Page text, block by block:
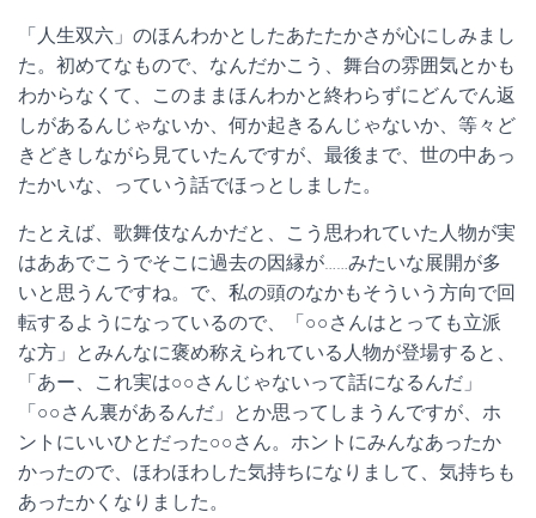
「人生双六」のほんわかとしたあたたかさが心にしみまし
た。初めてなもので、なんだかこう、舞台の雰囲気とかも
わからなくて、このままほんわかと終わらずにどんでん返
しがあるんじゃないか、何か起きるんじゃないか、等々ど
きどきしながら見ていたんですが、最後まで、世の中あっ
たかいな、っていう話でほっとしました。
たとえば、歌舞伎なんかだと、こう思われていた人物が実
はああでこうでそこに過去の因縁が……みたいな展開が多
いと思うんですね。で、私の頭のなかもそういう方向で回
転するようになっているので、「○○さんはとっても立派
な方」とみんなに褒め称えられている人物が登場すると、
「あー、これ実は○○さんじゃないって話になるんだ」
「○○さん裏があるんだ」とか思ってしまうんですが、ホ
ントにいいひとだった○○さん。ホントにみんなあったか
かったので、ほわほわした気持ちになりまして、気持ちも
あったかくなりました。